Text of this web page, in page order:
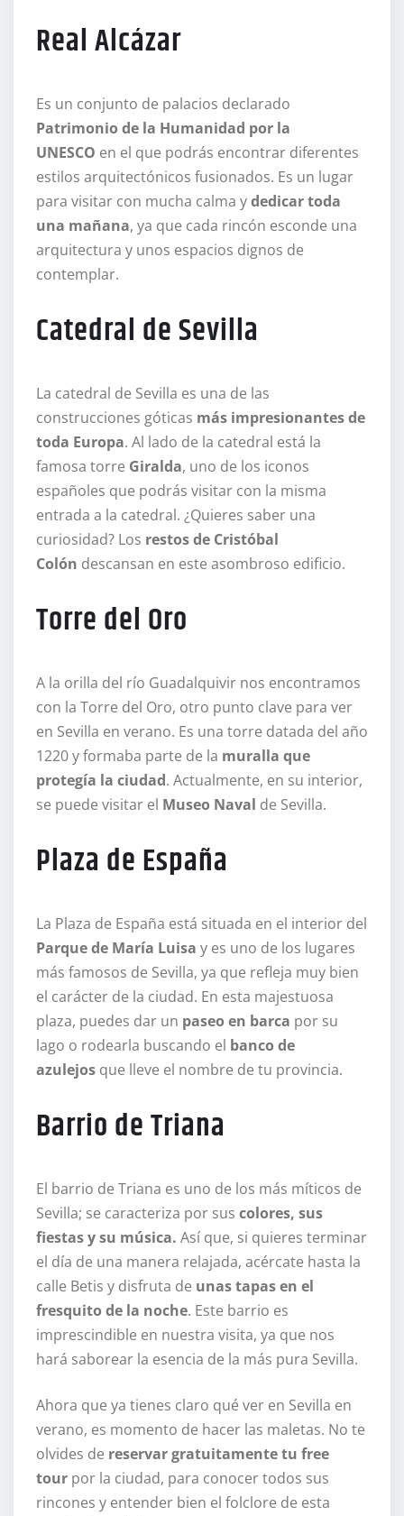
Real Alcázar
Es un conjunto de palacios declarado
Patrimonio de la Humanidad por la
UNESCO en el que podrás encontrar diferentes
estilos arquitectónicos fusionados. Es un lugar
para visitar con mucha calma ydedicar toda
una mañana, ya que cada rincón esconde una
arquitectura y unos espacios dignos de
contemplar.
Catedral de Sevilla
La catedral de Sevilla es una de las
construcciones góticas más impresionantes de
toda Europa. Al lado de la catedral está la
famosa torre Giralda, uno de los iconos
españoles que podrás visitar con la misma
entrada a la catedral. ¿Quieres saber una
curiosidad? Los restos de Cristóbal
Colón descansan en este asombroso edificio.
Torre del Oro
A la orilla del río Guadalquivir nos encontramos
con la Torre del Oro, otro punto clave para ver
en Sevilla en verano. Es una torre datada del año
1220 y formaba parte de la muralla que
protegía la ciudad. Actualmente, en su interior,
se puede visitar el Museo Naval de Sevilla.
Plaza de España
La Plaza de España está situada en el interior del
Parque de María Luisa y es uno de los lugares
más famosos de Sevilla, ya que refleja muy bien
el carácter de la ciudad. En esta majestuosa
plaza, puedes dar un paseo en barca por su
lago o rodearla buscando el banco de
azulejos que lleve el nombre de tu provincia.
Barrio de Triana
El barrio de Triana es uno de los más míticos de
Sevilla; se caracteriza por sus colores, sus
fiestas y su música. Así que, si quieres terminar
el día de una manera relajada, acércate hasta la
calle Betis y disfruta de unas tapas en el
fresquito de la noche. Este barrio es
imprescindible en nuestra visita, ya que nos
hará saborear la esencia de la más pura Sevilla.
Ahora que ya tienes claro qué ver en Sevilla en
verano, es momento de hacer las maletas. No te
olvides de reservar gratuitamente tu free
tour por la ciudad, para conocer todos sus
rincones y entender bien el folclore de esta